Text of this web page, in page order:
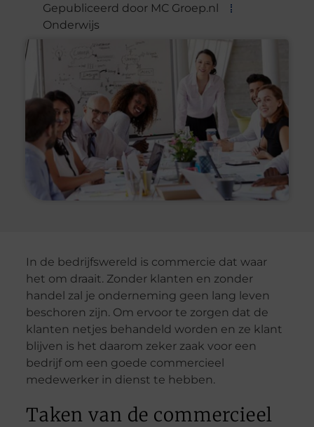
Gepubliceerd door MC Groep.nl
Onderwijs
In de bedrijfswereld is commercie dat waar
het om draait. Zonder klanten en zonder
handel zal je onderneming geen lang leven
beschoren zijn. Om ervoor te zorgen dat de
klanten netjes behandeld worden en ze klant
blijven is het daarom zeker zaak voor een
bedrijf om een goede commercieel
medewerker in dienst te hebben.
Taken van de commercieel